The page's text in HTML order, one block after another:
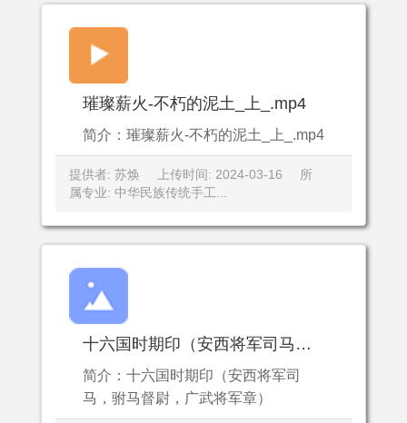
璀璨薪火-不朽的泥土_上_.mp4
简介：璀璨薪火-不朽的泥土_上_.mp4
提供者: 苏焕 上传时间: 2024-03-16
所
属专业: 中华民族传统手工...
十六国时期印（安西将军司马，驸马督尉，广武将军章）
简介：十六国时期印（安西将军司
马，驸马督尉，广武将军章）